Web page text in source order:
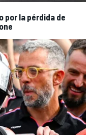
por la pérdida de